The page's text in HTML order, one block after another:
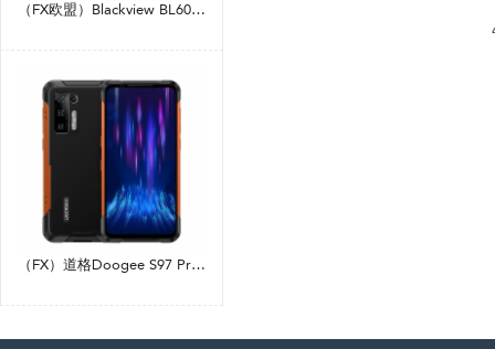
（FX欧盟）Blackview BL6000 PRO 6.36寸 银色 8+256G 天玑800 2.5GHZ 八核标配
（FX）道格Doogee S97 Pro 6.39寸 橙色 8+128G Helio G95 2.1GHZ 八核标配